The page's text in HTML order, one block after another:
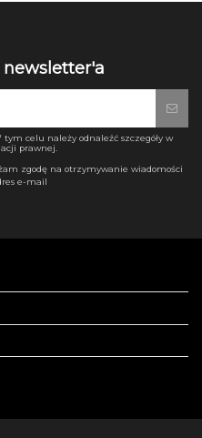
newsletter'a
celu należy odnaleźć szczegóły w
prawnej.
zgodę na otrzymywanie wiadomości
e-mail